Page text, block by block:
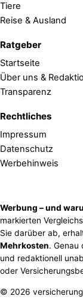
Tiere
Reise & Ausland
Ratgeber
Startseite
Über uns &
Transparenz
Rechtliches
Impressum
Datenschutz
Werbehinweis
Werbung – und
markierten
Sie darüber ab,
Mehrkosten. Genau
und redaktionell
oder
© 2026